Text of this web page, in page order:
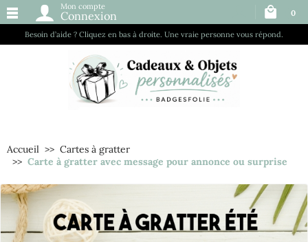
Besoin d’aide ? Cliquez en bas à droite. Une vraie personne vous répond.
Mon compte
Connexion 0
Accueil
Cartes à gratter
Carte à gratter avec message pour annonce ou surprise